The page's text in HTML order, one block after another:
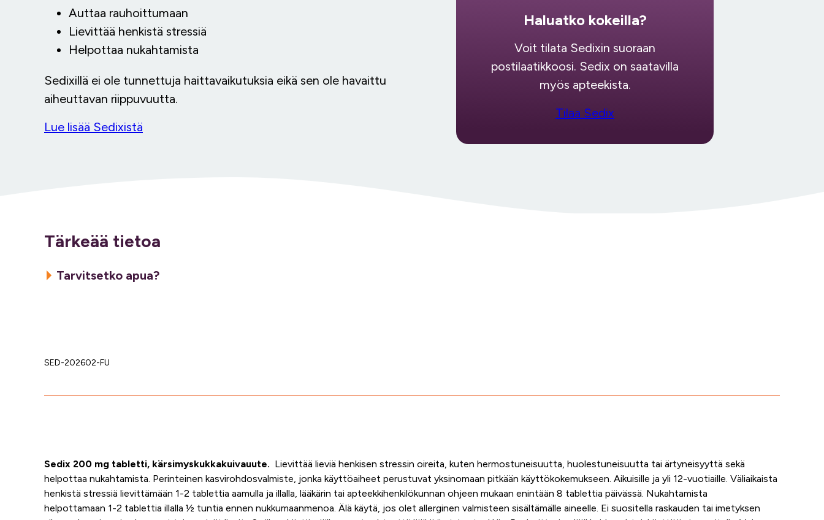
Auttaa rauhoittumaan
Lievittää henkistä stressiä
Helpottaa nukahtamista
Sedixillä ei ole tunnettuja haittavaikutuksia eikä sen ole havaittu
aiheuttavan riippuvuutta.
Lue lisää Sedixistä
Haluatko kokeilla?
Voit tilata Sedixin suoraan
postilaatikkoosi. Sedix on saatavilla
myös apteekista.
Tilaa Sedix
Tärkeää tietoa
Tarvitsetko apua?
SED-202602-FU
Sedix 200 mg tabletti, kärsimyskukkakuivauute. Lievittää lieviä henkisen stressin oireita, kuten hermostuneisuutta, huolestuneisuutta tai ärtyneisyyttä sekä
helpottaa nukahtamista. Perinteinen kasvirohdosvalmiste, jonka käyttöaiheet perustuvat yksinomaan pitkään käyttökokemukseen. Aikuisille ja yli 12-vuotiaille. Väliaikaista
henkistä stressiä lievittämään 1-2 tablettia aamulla ja illalla, lääkärin tai apteekkihenkilökunnan ohjeen mukaan enintään 8 tablettia päivässä. Nukahtamista
helpottamaan 1-2 tablettia illalla ½ tuntia ennen nukkumaanmenoa. Älä käytä, jos olet allerginen valmisteen sisältämälle aineelle. Ei suositella raskauden tai imetyksen